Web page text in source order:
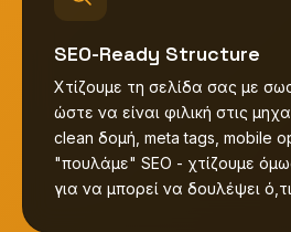
SEO-Ready Structure
Χτίζουμε τη σελίδα σας με
ώστε να είναι φιλική στις
clean δομή, meta tags, mobile
"πουλάμε" SEO - χτίζουμε
για να μπορεί να δουλέψει